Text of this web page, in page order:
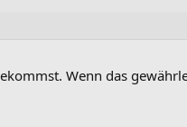
Wenn das